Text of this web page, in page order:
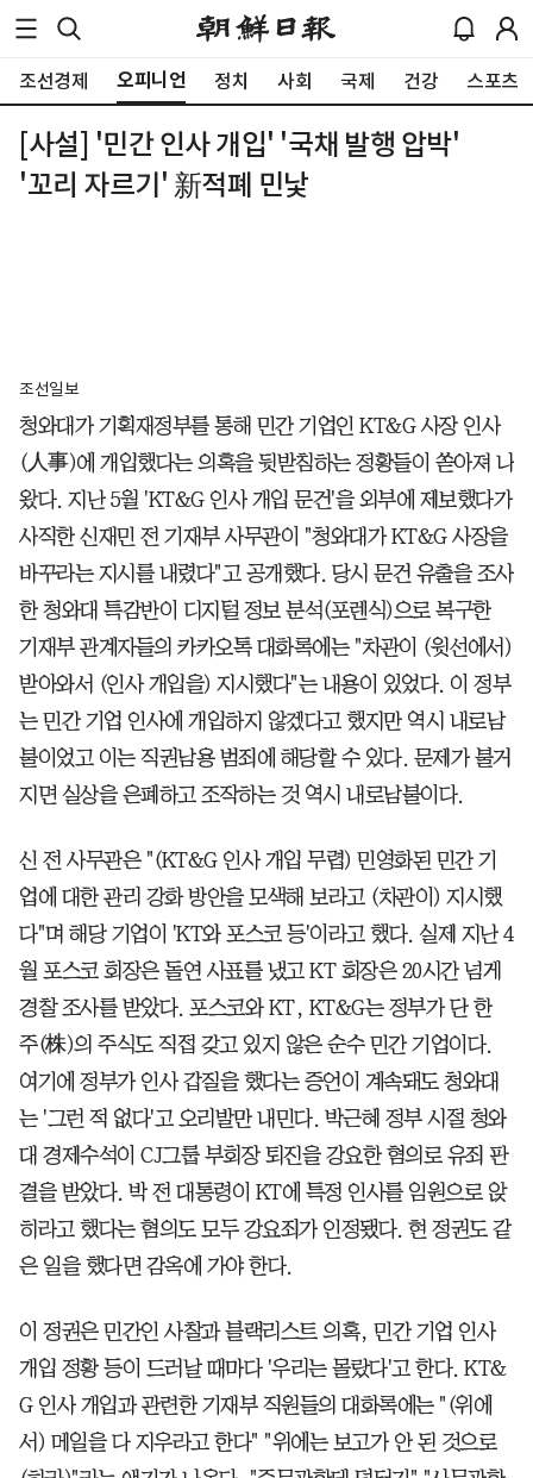
조선경제 오피니언 정치 사회 국제 건강 스포츠
[사설] '민간 인사 개입' '국채 발행 압박'
'꼬리 자르기' 新적폐 민낯
조선일보
청와대가 기획재정부를 통해 민간 기업인 KT&G 사장 인사
(人事)에 개입했다는 의혹을 뒷받침하는 정황들이 쏟아져 나
왔다. 지난 5월 'KT&G 인사 개입 문건'을 외부에 제보했다가
사직한 신재민 전 기재부 사무관이 "청와대가 KT&G 사장을
바꾸라는 지시를 내렸다"고 공개했다. 당시 문건 유출을 조사
한 청와대 특감반이 디지털 정보 분석(포렌식)으로 복구한
기재부 관계자들의 카카오톡 대화록에는 "차관이 (윗선에서)
받아와서 (인사 개입을) 지시했다"는 내용이 있었다. 이 정부
는 민간 기업 인사에 개입하지 않겠다고 했지만 역시 내로남
불이었고 이는 직권남용 범죄에 해당할 수 있다. 문제가 불거
지면 실상을 은폐하고 조작하는 것 역시 내로남불이다.
신 전 사무관은 "(KT&G 인사 개입 무렵) 민영화된 민간 기
업에 대한 관리 강화 방안을 모색해 보라고 (차관이) 지시했
다"며 해당 기업이 'KT와 포스코 등'이라고 했다. 실제 지난 4
월 포스코 회장은 돌연 사표를 냈고 KT 회장은 20시간 넘게
경찰 조사를 받았다. 포스코와 KT, KT&G는 정부가 단 한
주(株)의 주식도 직접 갖고 있지 않은 순수 민간 기업이다.
여기에 정부가 인사 갑질을 했다는 증언이 계속돼도 청와대
는 '그런 적 없다'고 오리발만 내민다. 박근혜 정부 시절 청와
대 경제수석이 CJ그룹 부회장 퇴진을 강요한 혐의로 유죄 판
결을 받았다. 박 전 대통령이 KT에 특정 인사를 임원으로 앉
히라고 했다는 혐의도 모두 강요죄가 인정됐다. 현 정권도 같
은 일을 했다면 감옥에 가야 한다.
이 정권은 민간인 사찰과 블랙리스트 의혹, 민간 기업 인사
개입 정황 등이 드러날 때마다 '우리는 몰랐다'고 한다. KT&
G 인사 개입과 관련한 기재부 직원들의 대화록에는 "(위에
서) 메일을 다 지우라고 한다" "위에는 보고가 안 된 것으로